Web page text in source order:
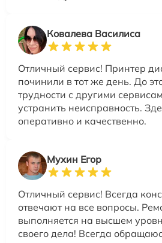
Ковалева Василиса
Отличный сервис! Принтер
починили в тот же день. До
трудности с другими
устранить неисправность.
оперативно и качественно.
Мухин Егор
Отличный сервис! Всегда
отвечают на все вопросы.
выполняется на высшем
своего дела! Всегда